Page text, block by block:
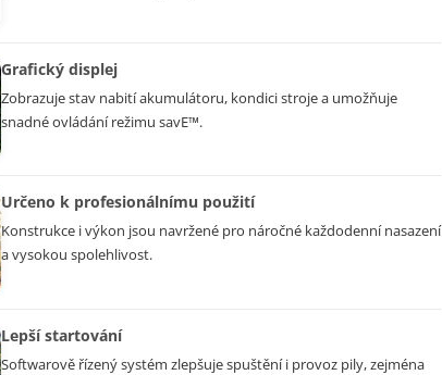
Grafický displej
Zobrazuje stav nabití akumulátoru, kondici stroje a umožňuje
snadné ovládání režimu savE™.
Určeno k profesionálnímu použití
Konstrukce i výkon jsou navržené pro náročné každodenní nasazení
a vysokou spolehlivost.
Lepší startování
Softwarově řízený systém zlepšuje spuštění i provoz pily, zejména